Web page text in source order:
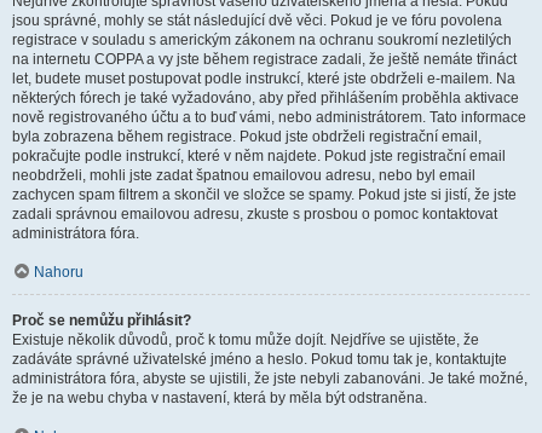
jsou správné, mohly se stát následující dvě věci. Pokud je ve fóru povolena
registrace v souladu s americkým zákonem na ochranu soukromí nezletilých
na internetu COPPA a vy jste během registrace zadali, že ještě nemáte třináct
let, budete muset postupovat podle instrukcí, které jste obdrželi e-mailem. Na
některých fórech je také vyžadováno, aby před přihlášením proběhla aktivace
nově registrovaného účtu a to buď vámi, nebo administrátorem. Tato informace
byla zobrazena během registrace. Pokud jste obdrželi registrační email,
pokračujte podle instrukcí, které v něm najdete. Pokud jste registrační email
neobdrželi, mohli jste zadat špatnou emailovou adresu, nebo byl email
zachycen spam filtrem a skončil ve složce se spamy. Pokud jste si jistí, že jste
zadali správnou emailovou adresu, zkuste s prosbou o pomoc kontaktovat
administrátora fóra.
Nahoru
Proč se nemůžu přihlásit?
Existuje několik důvodů, proč k tomu může dojít. Nejdříve se ujistěte, že
zadáváte správné uživatelské jméno a heslo. Pokud tomu tak je, kontaktujte
administrátora fóra, abyste se ujistili, že jste nebyli zabanováni. Je také možné,
že je na webu chyba v nastavení, která by měla být odstraněna.